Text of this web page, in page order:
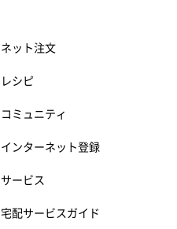
ネット注文
レシピ
コミュニティ
インターネット登録
サービス
宅配サービスガイド